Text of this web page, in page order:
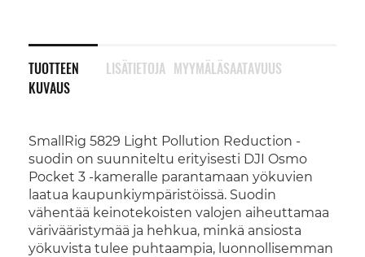
TUOTTEEN
KUVAUS
SmallRig 5829 Light Pollution Reduction -
suodin on suunniteltu erityisesti DJI Osmo
Pocket 3 -kameralle parantamaan yökuvien
laatua kaupunkiympäristöissä. Suodin
vähentää keinotekoisten valojen aiheuttamaa
värivääristymää ja hehkua, minkä ansiosta
yökuvista tulee puhtaampia, luonnollisemman
LISÄTIETOJA MYYMÄLÄSAATAVUUS